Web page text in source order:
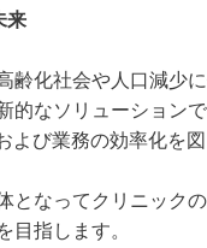
来
齢化社会や人口減少
的なソリューションで
よび業務の効率化を
となってクリニック
目指します。